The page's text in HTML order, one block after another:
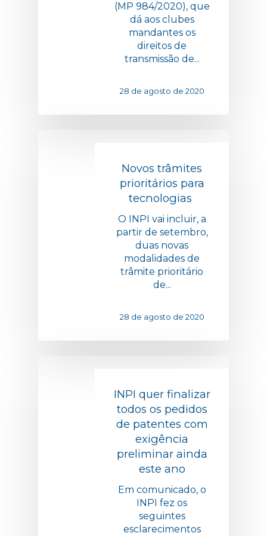
(MP 984/2020), que
dá aos clubes
mandantes os
direitos de
transmissão de...
28 de agosto de 2020
Novos trâmites
prioritários para
tecnologias
O INPI vai incluir, a
partir de setembro,
duas novas
modalidades de
trâmite prioritário
de...
28 de agosto de 2020
INPI quer finalizar
todos os pedidos
de patentes com
exigência
preliminar ainda
este ano
Em comunicado, o
INPI fez os
seguintes
esclarecimentos